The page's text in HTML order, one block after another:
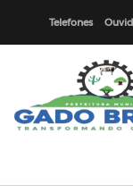
Telefones